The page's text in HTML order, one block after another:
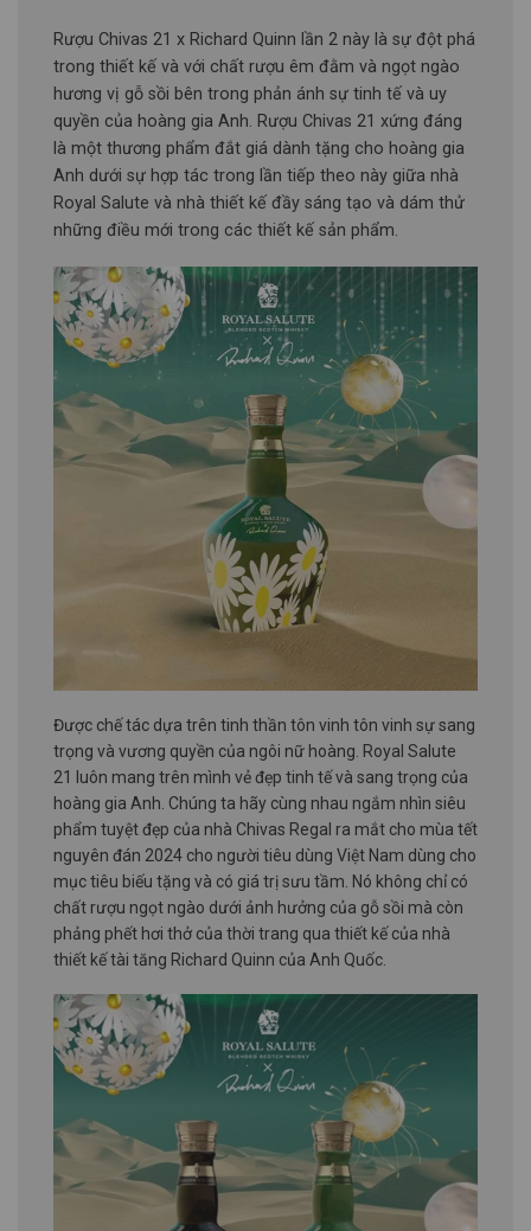
Rượu Chivas 21 x Richard Quinn lần 2 này là sự đột phá
trong thiết kế và với chất rượu êm đằm và ngọt ngào
hương vị gỗ sồi bên trong phản ánh sự tinh tế và uy
quyền của hoàng gia Anh. Rượu Chivas 21 xứng đáng
là một thương phẩm đắt giá dành tặng cho hoàng gia
Anh dưới sự hợp tác trong lần tiếp theo này giữa nhà
Royal Salute và nhà thiết kế đầy sáng tạo và dám thử
những điều mới trong các thiết kế sản phẩm.
Được chế tác dựa trên tinh thần tôn vinh tôn vinh sự sang
trọng và vương quyền của ngôi nữ hoàng. Royal Salute
21 luôn mang trên mình vẻ đẹp tinh tế và sang trọng của
hoàng gia Anh. Chúng ta hãy cùng nhau ngắm nhìn siêu
phẩm tuyệt đẹp của nhà Chivas Regal ra mắt cho mùa tết
nguyên đán 2024 cho người tiêu dùng Việt Nam dùng cho
mục tiêu biếu tặng và có giá trị sưu tầm. Nó không chỉ có
chất rượu ngọt ngào dưới ảnh hưởng của gỗ sồi mà còn
phảng phết hơi thở của thời trang qua thiết kế của nhà
thiết kế tài tăng Richard Quinn của Anh Quốc.